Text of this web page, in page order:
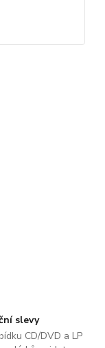
slevy
CD/DVD a LP